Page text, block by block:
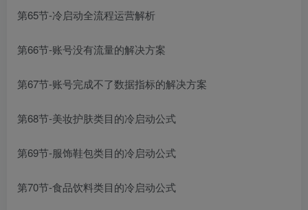
第65节-冷启动全流程运营解析
第66节-账号没有流量的解决方案
第67节-账号完成不了数据指标的解决方案
第68节-美妆护肤类目的冷启动公式
第69节-服饰鞋包类目的冷启动公式
第70节-食品饮料类目的冷启动公式